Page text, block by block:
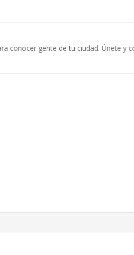
conocer gente de tu ciudad. Únete y